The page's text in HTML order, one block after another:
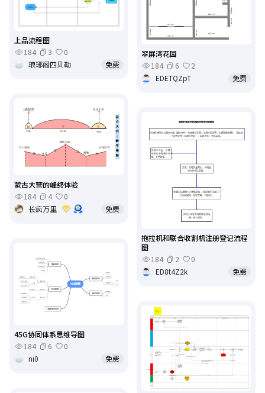
翠屏湾花园
184
6
2
EDETQZpT
免费
上品流程图
184
3
0
琅琊阁四贝勒
免费
蒙古大营的峰终体验
184
4
0
长疯万里
免费
拖拉机和联合收割机注册登记流程
图
184
2
0
ED8t4Z2k
免费
45G协同体系思维导图
184
6
0
ni0
免费